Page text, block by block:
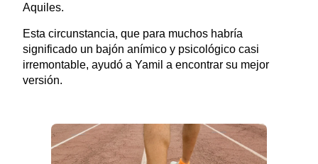
Aquiles.
Esta circunstancia, que para muchos habría
significado un bajón anímico y psicológico casi
irremontable, ayudó a Yamil a encontrar su mejor
versión.